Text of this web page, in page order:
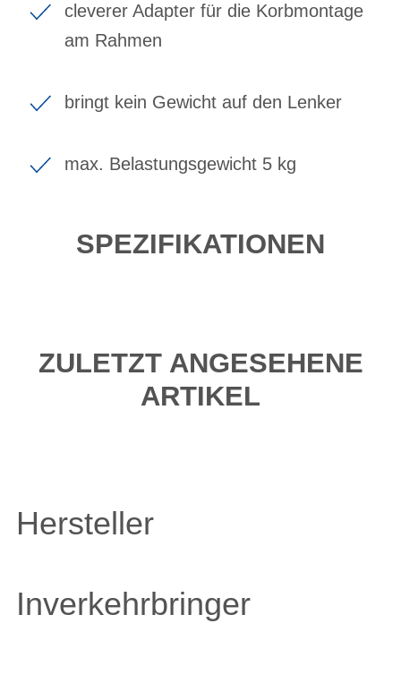
cleverer Adapter für die Korbmontage
am Rahmen
bringt kein Gewicht auf den Lenker
max. Belastungsgewicht 5 kg
SPEZIFIKATIONEN
ZULETZT ANGESEHENE
ARTIKEL
Hersteller
Inverkehrbringer